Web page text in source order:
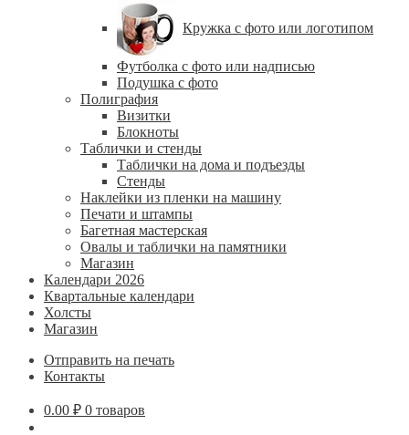
Кружка с фото или логотипом
Футболка с фото или надписью
Подушка с фото
Полиграфия
Визитки
Блокноты
Таблички и стенды
Таблички на дома и подъезды
Стенды
Наклейки из пленки на машину
Печати и штампы
Багетная мастерская
Овалы и таблички на памятники
Магазин
Календари 2026
Квартальные календари
Холсты
Магазин
Отправить на печать
Контакты
0.00 ₽ 0 товаров